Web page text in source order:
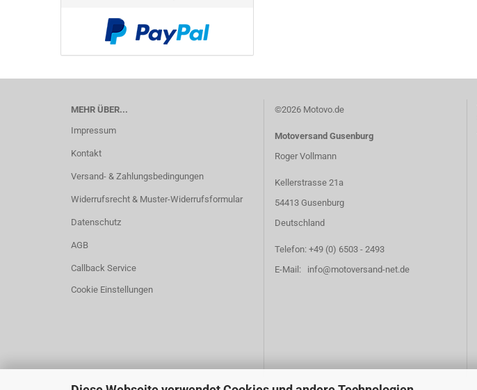
MEHR ÜBER...
Impressum
Kontakt
Versand- & Zahlungsbedingungen
Widerrufsrecht & Muster-Widerrufsformular
Datenschutz
AGB
Callback Service
Cookie Einstellungen
©2026 Motovo.de
Motoversand Gusenburg
Roger Vollmann
Kellerstrasse 21a
54413 Gusenburg
Deutschland
Telefon: +49 (0) 6503 - 2493
E-Mail: info@motoversand-net.de